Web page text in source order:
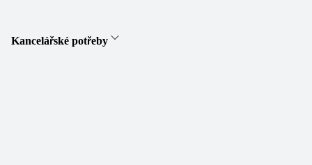
Kancelářské potřeby